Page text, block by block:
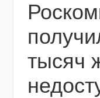
тысяч